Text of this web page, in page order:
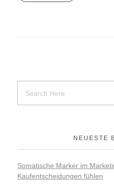
NEUESTE
Somatische Marker im
Kaufentscheidungen fühlen